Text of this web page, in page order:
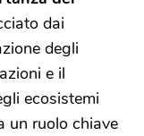
dai
degli
e il
ecosistemi
un ruolo chiave